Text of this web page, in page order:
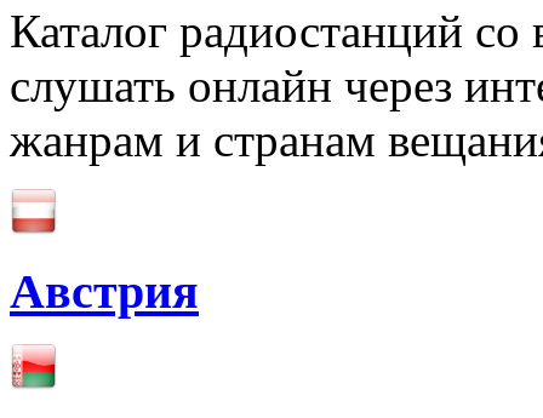
Каталог радиостанций
слушать онлайн через
жанрам и странам
Австрия